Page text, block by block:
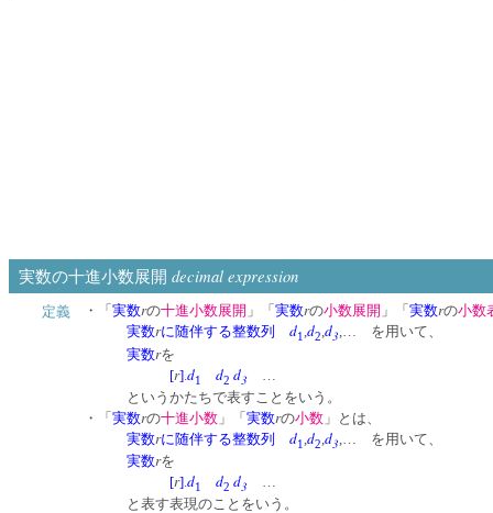
実数の十進小数展開decimal expression
定義 ・「 実数rの十進小数展開 」「 実数rの小数展開 」「 実数rの小数
実数rに随伴する整数列 d1,d2,d3,… を用いて、
実数rを
[r] d1 d2 d3
というかたちで表すことをいう。
・「実数rの十進小数 」「実数rの小数 」とは、
実数rに随伴する整数列 d1 d2 d3 ,… を用いて、
実数rを
[r].d1 d2 d3 …
と表す表現のことをいう。